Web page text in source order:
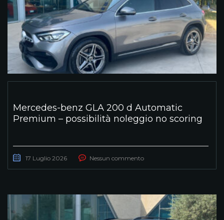
Mercedes-benz GLA 200 d Automatic
Premium – possibilità noleggio no scoring
17 Luglio 2026 Nessun commento